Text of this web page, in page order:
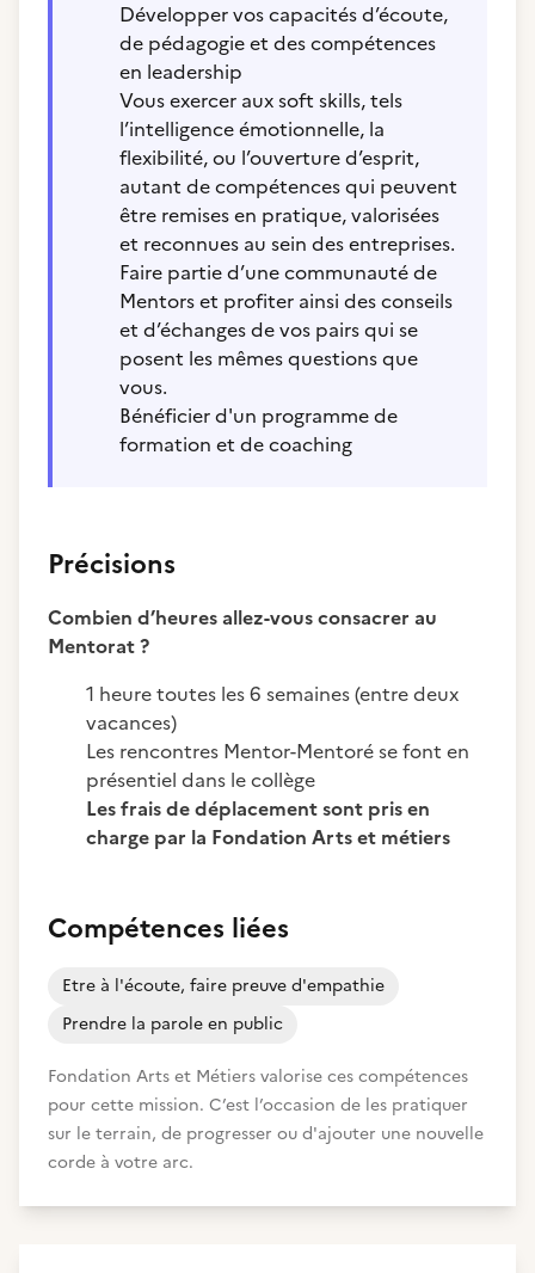
Développer vos capacités d’écoute,
de pédagogie et des compétences
en leadership
Vous exercer aux soft skills, tels
l’intelligence émotionnelle, la
flexibilité, ou l’ouverture d’esprit,
autant de compétences qui peuvent
être remises en pratique, valorisées
et reconnues au sein des entreprises.
Faire partie d’une communauté de
Mentors et profiter ainsi des conseils
et d’échanges de vos pairs qui se
posent les mêmes questions que
vous.
Bénéficier d'un programme de
formation et de coaching
Précisions
Combien d’heures allez-vous consacrer au
Mentorat ?
1 heure toutes les 6 semaines (entre deux
vacances)
Les rencontres Mentor-Mentoré se font en
présentiel dans le collège
Les frais de déplacement sont pris en
charge par la Fondation Arts et métiers
Compétences liées
Etre à l'écoute, faire preuve d'empathie
Prendre la parole en public
Fondation Arts et Métiers valorise ces compétences
pour cette mission. C’est l’occasion de les pratiquer
sur le terrain, de progresser ou d'ajouter une nouvelle
corde à votre arc.